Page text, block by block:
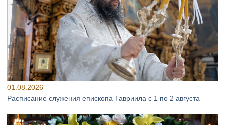
01.08.2026
Расписание служения епископа Гавриила с 1 по 2 августа